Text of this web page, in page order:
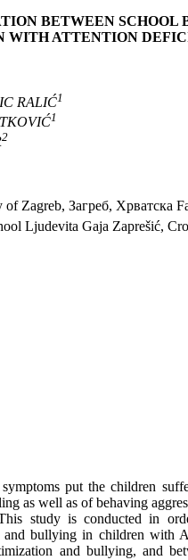
BETWEEN
WITH ATTENTION
RALIĆ1
1
2
of Zagreb, Загреб, Хрватска
Ljudevita Gaja Zaprešić,
put the children
as well as of behaving
study is conducted in
and bullying in children with
and bullying, and